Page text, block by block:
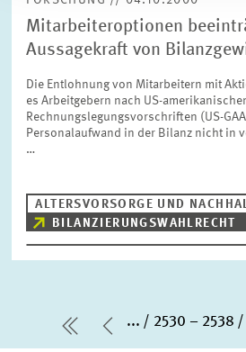
Mitarbeiteroptionen
Aussagekraft von
Die Entlohnung von Mitarbeitern mit
es Arbeitgebern nach US-
Rechnungslegungsvorschriften (US-
Personalaufwand in der Bilanz nicht in
…
ALTERSVORSORGE UND
BILANZIERUNGSWAHLRECHT
erste Seite
Vorherige Seite
... 2530 – 2538